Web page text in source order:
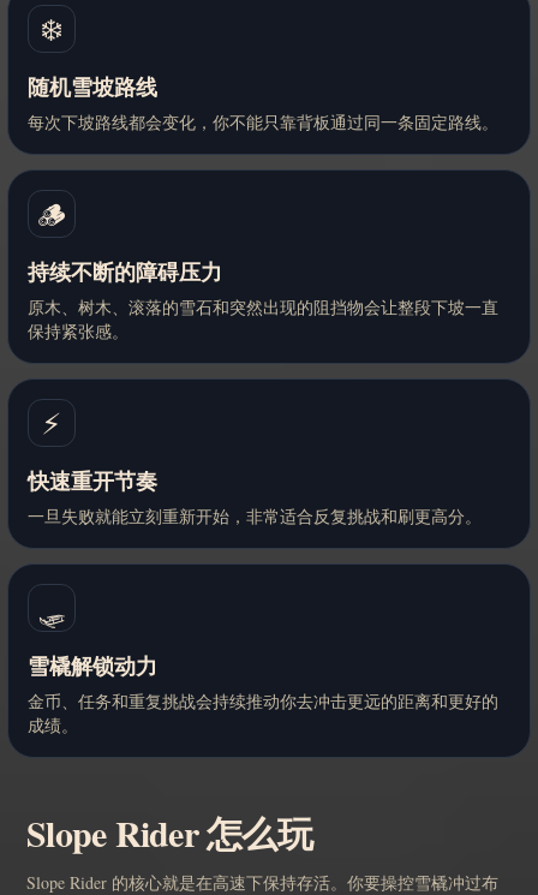
❄️
随机雪坡路线
每次下坡路线都会变化，你不能只靠背板通过同一条固定路线。
🪵
持续不断的障碍压力
原木、树木、滚落的雪石和突然出现的阻挡物会让整段下坡一直
保持紧张感。
⚡
快速重开节奏
一旦失败就能立刻重新开始，非常适合反复挑战和刷更高分。
🛷
雪橇解锁动力
金币、任务和重复挑战会持续推动你去冲击更远的距离和更好的
成绩。
Slope Rider 怎么玩
Slope Rider 的核心就是在高速下保持存活。你要操控雪橇冲过布